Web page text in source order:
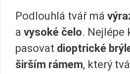
Podlouhlá tvář má
a vysoké čelo. Nejlépe
pasovat dioptrické
širším rámem, který